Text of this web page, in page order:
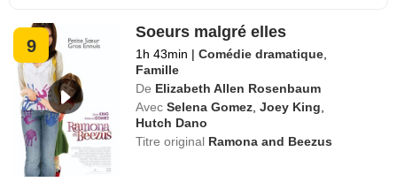
9
Soeurs malgré elles
1h 43min | Comédie dramatique
Famille
De Elizabeth Allen Rosenbaum
Avec Selena Gomez ,Joey King
Hutch Dano
Titre original Ramona and Beezus